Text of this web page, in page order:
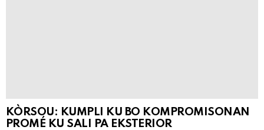
KÒRSOU: KUMPLI KU BO KOMPROMISONAN
PROMÉ KU SALI PA EKSTERIOR